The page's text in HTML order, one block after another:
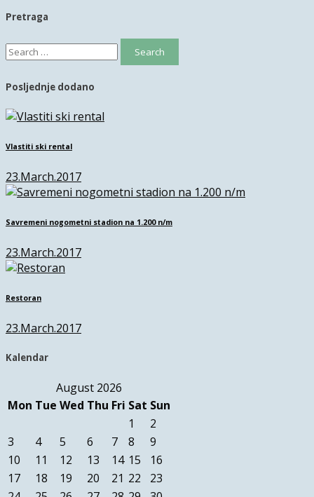
Pretraga
Search
for:
Posljednje dodano
Vlastiti ski rental
23.March.2017
Savremeni nogometni stadion na 1.200 n/m
23.March.2017
Restoran
23.March.2017
Kalendar
August 2026
Mon Tue Wed Thu Fri Sat Sun
1
2
3
4 5 6 7 8
9
10
11 12 13 14 15
16
17
18 19 20 21 22
23